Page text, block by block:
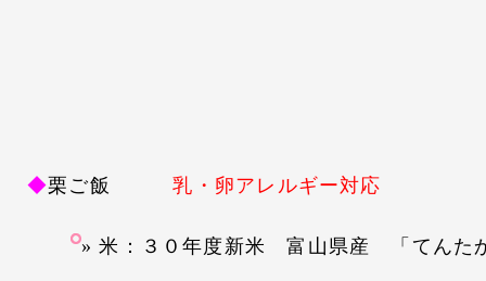
◆栗ご飯 乳・卵アレルギー対応
米：３０年度新米 富山県産 「てんた